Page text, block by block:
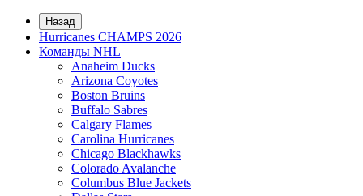
Назад
Hurricanes CHAMPS 2026
Команды NHL
Anaheim Ducks
Arizona Coyotes
Boston Bruins
Buffalo Sabres
Calgary Flames
Carolina Hurricanes
Chicago Blackhawks
Colorado Avalanche
Columbus Blue Jackets